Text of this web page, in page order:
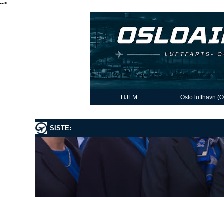
-->
HJEM Oslo lufthavn
SISTE: